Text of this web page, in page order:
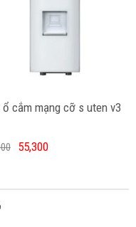
ổ cắm mạng cỡ s uten v3
55,300